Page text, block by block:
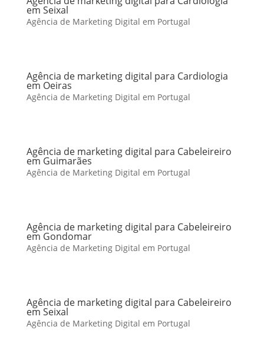
em Seixal
Agência de Marketing Digital em Portugal
Agência de marketing digital para Cardiologia
em Oeiras
Agência de Marketing Digital em Portugal
Agência de marketing digital para Cabeleireiro
em Guimarães
Agência de Marketing Digital em Portugal
Agência de marketing digital para Cabeleireiro
em Gondomar
Agência de Marketing Digital em Portugal
Agência de marketing digital para Cabeleireiro
em Seixal
Agência de Marketing Digital em Portugal